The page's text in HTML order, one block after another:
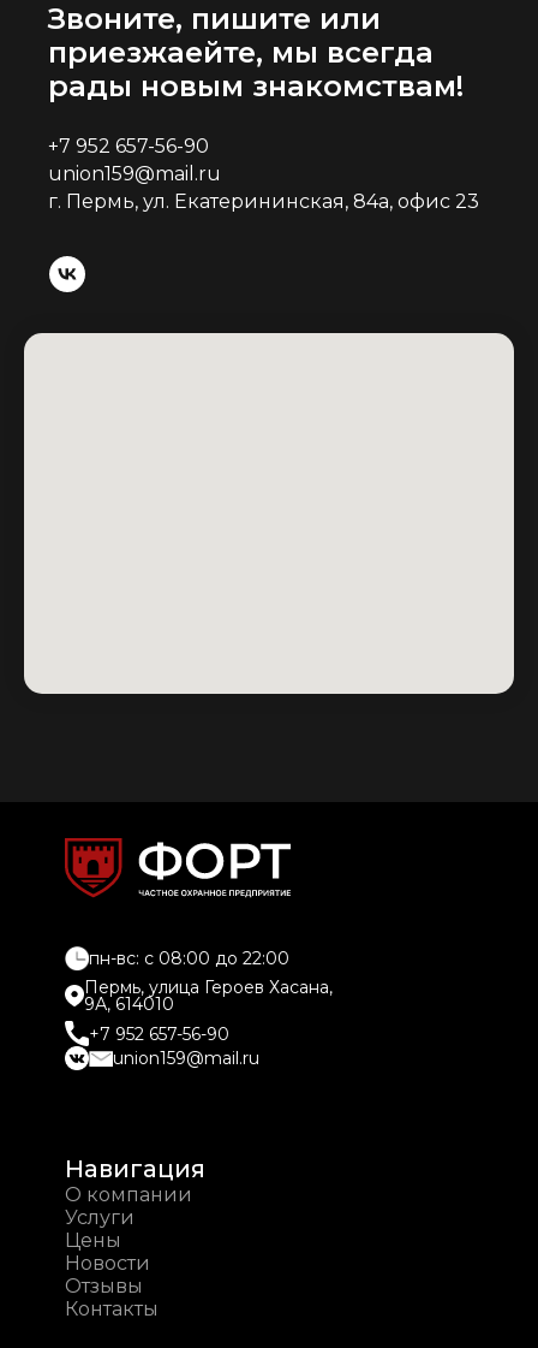
Звоните, пишите или
приезжаейте, мы всегда
рады новым знакомствам!
+7 952 657-56-90
union159@mail.ru
г. Пермь, ул. Екатерининская, 84а, офис 23
пн-вс: c 08:00 до 22:00
Пермь, улица Героев Хасана,
9А, 614010
+7 952 657-56-90
union159@mail.ru
Навигация
О компании
Услуги
Цены
Новости
Отзывы
Контакты